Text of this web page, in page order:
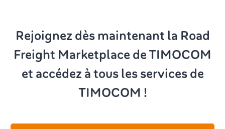
Rejoignez dès maintenant la Road
Freight Marketplace de TIMOCOM
et accédez à tous les services de
TIMOCOM !